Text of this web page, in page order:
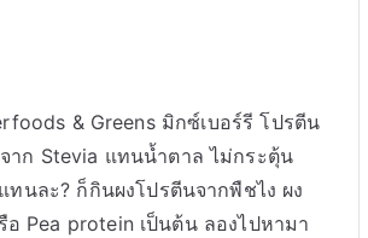
& Greens มิกซ์เบอร์รี โปรตีน
าก Stevia แทนน้ำตาล ไม่กระตุ้น
ทนละ? ก็กินผงโปรตีนจากพืชไง ผง
Pea protein เป็นต้น ลองไปหามา